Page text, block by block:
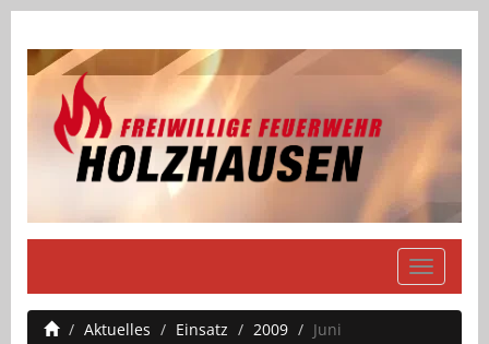
Aktuelles
Einsatz 2009 Juni